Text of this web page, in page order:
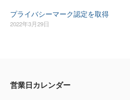
プライバシーマーク認定を取得
2022年3月29日
営業日カレンダー